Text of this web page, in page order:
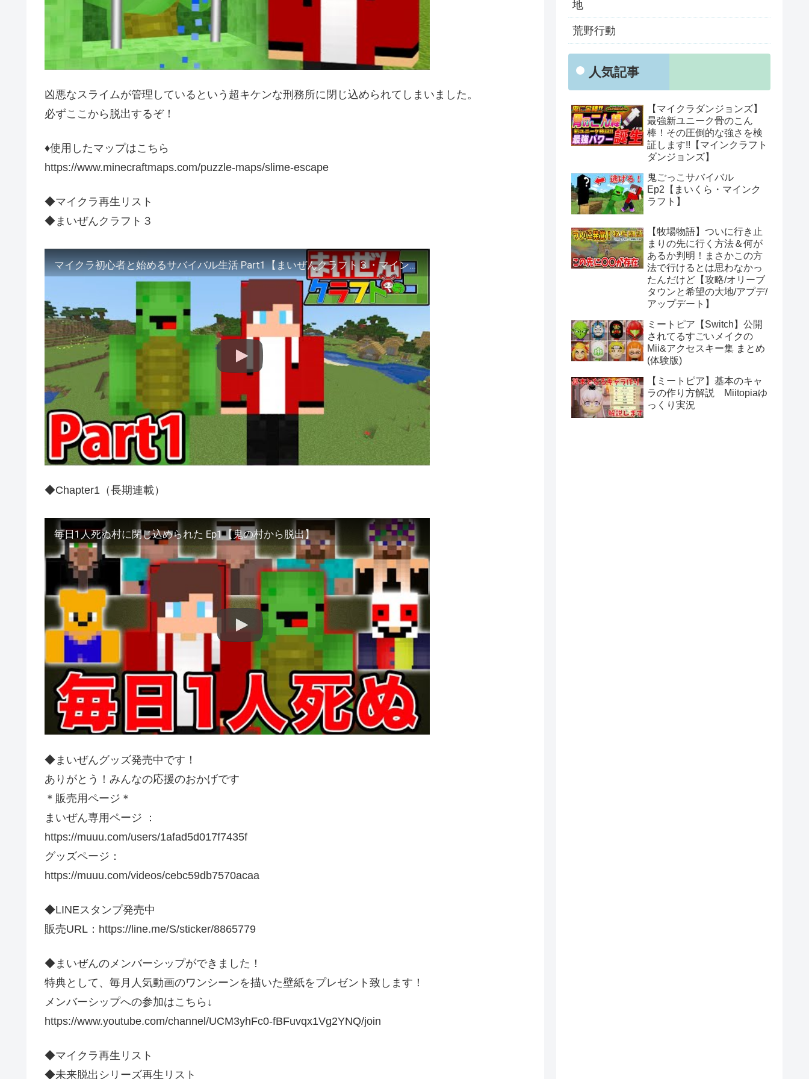
凶悪なスライムが管理しているという超キケンな刑務所に閉じ込められてしまいました。
必ずここから脱出するぞ！
♦使用したマップはこちら
https://www.minecraftmaps.com/puzzle-maps/slime-escape
◆マイクラ再生リスト
◆まいぜんクラフト３
マイクラ初心者と始めるサバイバル生活 Part1【まいぜんクラフト３・マインクラフト・まいくら】
◆Chapter1（長期連載）
毎日1人死ぬ村に閉じ込められた Ep1【鬼の村から脱出】
◆まいぜんグッズ発売中です！
ありがとう！みんなの応援のおかげです
＊販売用ページ＊
まいぜん専用ページ ：
https://muuu.com/users/1afad5d017f7435f
グッズページ：
https://muuu.com/videos/cebc59db7570acaa
◆LINEスタンプ発売中
販売URL：https://line.me/S/sticker/8865779
◆まいぜんのメンバーシップができました！
特典として、毎月人気動画のワンシーンを描いた壁紙をプレゼント致します！
メンバーシップへの参加はこちら↓
https://www.youtube.com/channel/UCM3yhFc0-fBFuvqx1Vg2YNQ/join
◆マイクラ再生リスト
◆未来脱出シリーズ再生リスト
地
荒野行動
人気記事
【マイクラダンジョンズ】
最強新ユニーク骨のこん
棒！その圧倒的な強さを検
証します!!【マインクラフト
ダンジョンズ】
鬼ごっこサバイバル
Ep2【まいくら・マインク
ラフト】
【牧場物語】ついに行き止
まりの先に行く方法＆何が
あるか判明！まさかこの方
法で行けるとは思わなかっ
たんだけど【攻略/オリーブ
タウンと希望の大地/アプデ/
アップデート】
ミートピア【Switch】公開
されてるすごいメイクの
Mii&アクセスキー集 まとめ
(体験版)
【ミートピア】基本のキャ
ラの作り方解説 Miitopiaゆ
っくり実況